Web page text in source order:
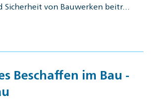
von Bauwerken beitr…
Beschaffen im Bau -